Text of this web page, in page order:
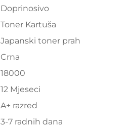
Doprinosivo
Toner Kartuša
Japanski toner prah
Crna
18000
12 Mjeseci
A+ razred
3-7 radnih dana